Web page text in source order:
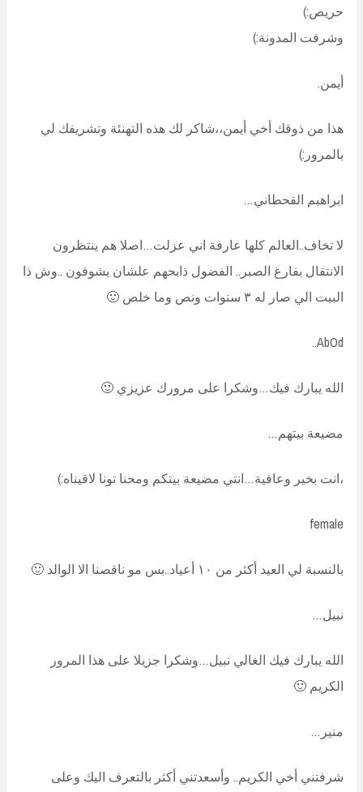
حريص:)
وشرفت المدونة:)
أيمن.
هذا من ذوقك أخي أيمن،،شاكر لك هذه التهنئة وتشريفك لي
بالمرور:)
ابراهبم القحطاني…
لا تخاف..العالم كلها عارفة اني عزلت…اصلا هم ينتظرون
الانتقال بفارغ الصبر.. الفضول ذابحهم علشان يشوفون ..وش ذا
البيت الي صار له ٣ سنوات ونص وما خلص 🙂
AbOd..
الله يبارك فيك…وشكرا على مرورك عزيزي 🙂
مضيعة بيتهم…
،انت بخير وعافية…انتي مضيعة بيتكم ومحنا تونا لاقيناه:)
female
بالنسبة لي العيد أكثر من ١٠ أعياد..بس مو ناقصنا الا الوالد 🙂
نبيل…
الله يبارك فيك الغالي نبيل…وشكرا جزيلا على هذا المرور
الكريم 🙂
منير…
شرفتني أخي الكريم.. وأسعدتني أكثر بالتعرف اليك وعلى